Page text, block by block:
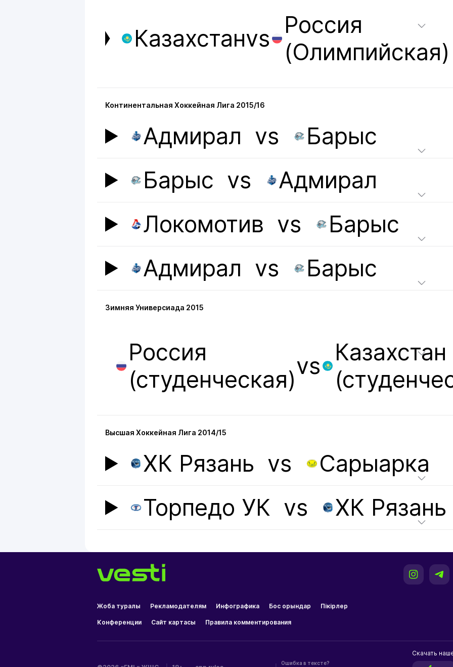
Казахстанvs
Россия
(Олимпийская)
Континентальная Хоккейная Лига 2015/16
Адмирал vs
Барыс
Барыс vs
Адмирал
Локомотив vs
Барыс
Адмирал vs Барыс
Зимняя Универсиада 2015
Россия
(студенческая)vs
Казахстан
Высшая Хоккейная Лига 2014/15
ХК Рязань vs
Сарыарка
Торпедо УК vs ХК Рязань
Жоба туралы Рекламодателям Инфографика Бос орындар Пікірлер
Конференции Сайт картасы Правила комментирования
Ошибка в тексте?
Скачать